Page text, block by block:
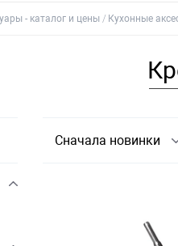
- каталог и цены Кухонные
Сначала новинки